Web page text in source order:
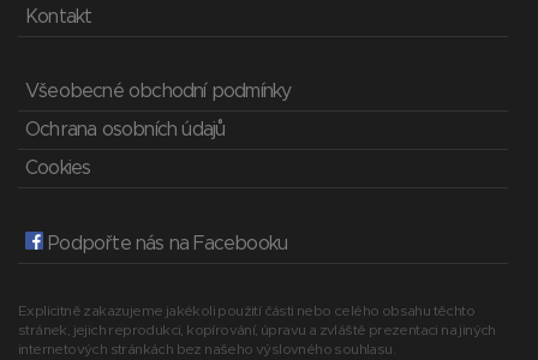
Kontakt
Všeobecné obchodní podmínky
Ochrana osobních údajů
Cookies
Podpořte nás na Facebooku
Explicitně zakazujeme jakékoli použití části nebo celého obsahu těchto
stránek, jejich reprodukci, kopírování, úpravu a zvláště prezentaci na jiných
internetových stránkách bez našeho výslovného souhlasu.